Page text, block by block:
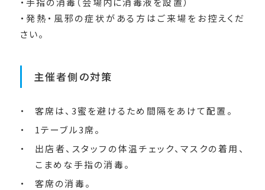
・発熱・風邪の症状がある方はご来場をお控えくだ
さい。
主催者側の対策
客席は、3蜜を避けるため間隔をあけて配置。
1テーブル3席。
出店者、スタッフの体温チェック、マスクの着用、
こまめな手指の消毒。
客席の消毒。